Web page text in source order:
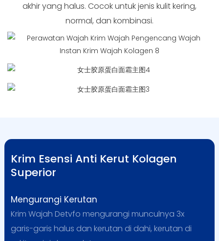
akhir yang halus. Cocok untuk jenis kulit kering,
normal, dan kombinasi.
Krim Esensi Anti Kerut Kolagen
Superior
Mengurangi Kerutan
Krim Wajah Detvfo mengurangi munculnya 3x
garis-garis halus dan kerutan di dahi, kerutan di